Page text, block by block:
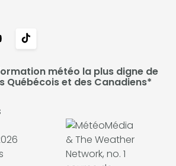
météo la plus digne de
Québécois et des Canadiens*